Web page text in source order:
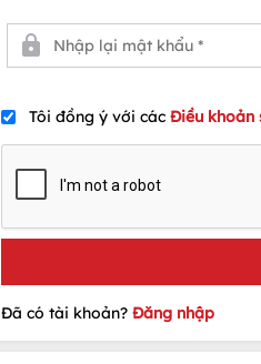
Tôi đồng ý với các Điều khoản
Đã có tài khoản? Đăng nhập